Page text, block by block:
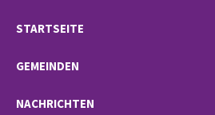
STARTSEITE
GEMEINDEN
NACHRICHTEN